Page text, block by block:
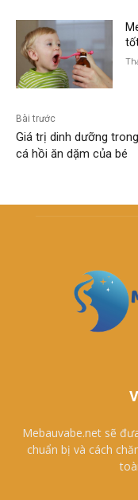
Bài trước
Giá trị dinh dưỡng
cá hồi ăn dặm của bé
Mebauvabe.net sẽ
chuẩn bị và cách